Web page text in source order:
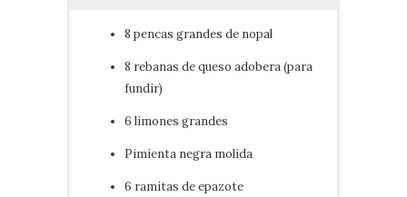
8 pencas grandes de nopal
8 rebanas de queso adobera (para
fundir)
6 limones grandes
Pimienta negra molida
6 ramitas de epazote